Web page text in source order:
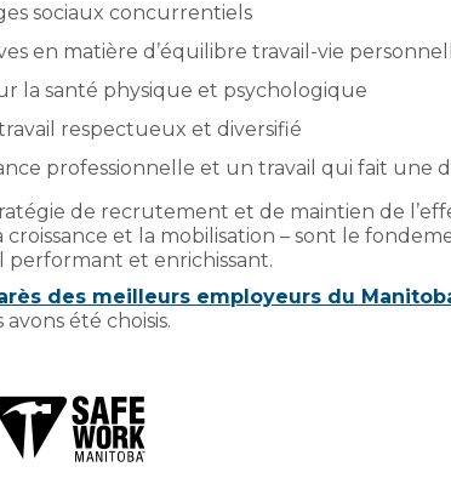
sociaux concurrentiels
en matière d’équilibre travail-vie
la santé physique et psychologique
respectueux et diversifié
professionnelle et un travail qui fait une
de recrutement et de maintien de
et la mobilisation – sont le
et enrichissant.
des meilleurs employeurs du
été choisis.